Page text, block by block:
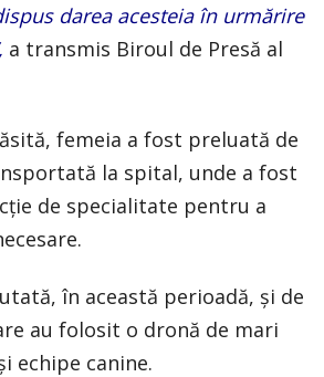
darea acesteia în urmărire
a transmis Biroul de Presă al
femeia a fost preluată de
la spital, unde a fost
de specialitate pentru a
în această perioadă, şi de
au folosit o dronă de mari
echipe canine.